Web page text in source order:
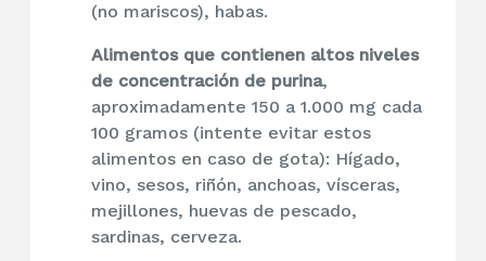
(no mariscos), habas.
Alimentos que contienen altos niveles
de concentración de purina,
aproximadamente 150 a 1.000 mg cada
100 gramos (intente evitar estos
alimentos en caso de gota): Hígado,
vino, sesos, riñón, anchoas, vísceras,
mejillones, huevas de pescado,
sardinas, cerveza.